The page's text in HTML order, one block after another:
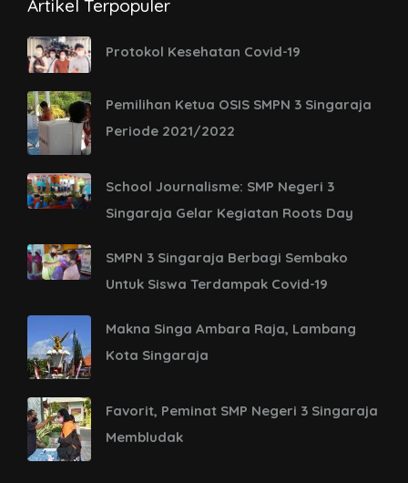
Artikel Terpopuler
Protokol Kesehatan Covid-19
Pemilihan Ketua OSIS SMPN 3 Singaraja
Periode 2021/2022
School Journalisme: SMP Negeri 3
Singaraja Gelar Kegiatan Roots Day
SMPN 3 Singaraja Berbagi Sembako
Untuk Siswa Terdampak Covid-19
Makna Singa Ambara Raja, Lambang
Kota Singaraja
Favorit, Peminat SMP Negeri 3 Singaraja
Membludak